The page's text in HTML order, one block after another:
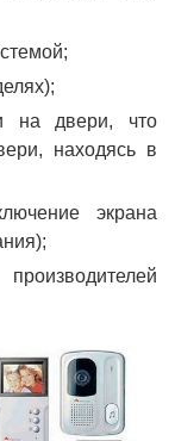
на двери, что
находясь в
экрана